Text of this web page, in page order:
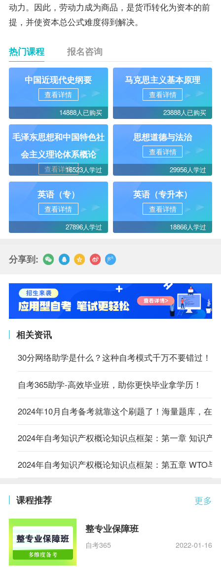
动力。因此，劳动力成为商品，是货币转化为资本的前
提，并使资本总公式难度得到解决。
热门课程 报名咨询
中国近现代史纲要
查看详情
14888人已购买
马克思主义基本原理
查看详情
23888人已购买
毛泽东思想和中国特色社
会主义理论体系概论
查看详情16523人学过
思想道德与法治
查看详情
29956人学过
英语（专）
查看详情
27896人学过
英语（专升本）
查看详情
18866人学过
分享到:
相关资讯
30分网络助学是什么？这种自考模式千万不要错过！
自考365助学-高效毕业班，助你更快毕业拿学历！
2024年10月自考备考就靠这个刷题了！海量题库，在
2024年自考知识产权概论知识点框架：第一章 知识产
2024年自考知识产权概论知识点框架：第五章 WTO与
更多
课程推荐
整专业保障班
自考365 2022-01-16